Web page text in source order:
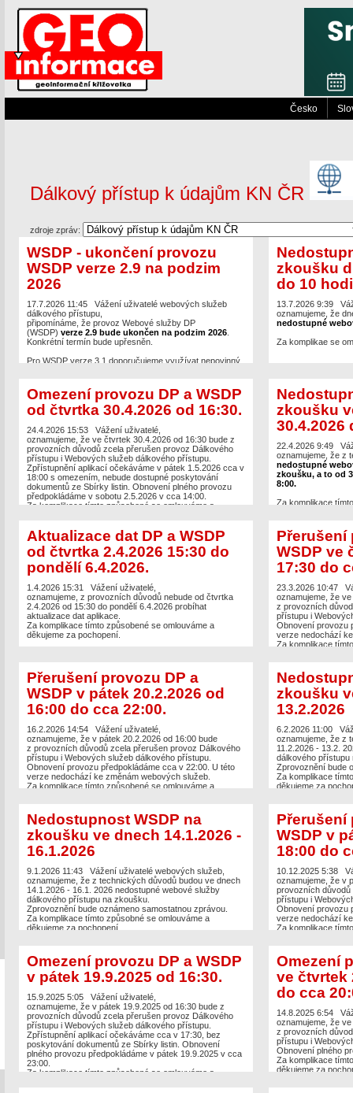
Česko
Dálkový přístup k údajům KN ČR
zdroje zpráv:
WSDP - ukončení provozu
WSDP verze 2.9 na podzim
2026
17.7.2026 11:45 Vážení uživatelé webových služeb
dálkového přístupu,
připomínáme, že provoz Webové služby DP
(WSDP) verze 2.9 bude ukončen na podzim 2026.
Konkrétní termín bude upřesněn.
Pro WSDP verze 3.1 doporučujeme využívat nepovinný
odkaze
https://cuzk.gov.cz/Katastr-
nemovitosti/Poskytovani-udaju-z-KN/Dalkovy-
pristup/Webove-sluzby-dalkoveho-pristupu.aspx.
Omlouváme se za komplikace a děkujeme za
pochopení.
zkoušku
do 10
13.7.2026 9:39
oznamujeme, že
nedostupné
Za komplikae se
Omezení provozu DP a WSDP
od čtvrtka 30.4.2026 od 16:30.
24.4.2026 15:53 Vážení uživatelé,
oznamujeme, že ve čtvrtek 30.4.2026 od 16:30 bude z
provozních důvodů zcela přerušen provoz Dálkového
přístupu i Webových služeb dálkového přístupu.
Zpřístupnění aplikací očekáváme v pátek 1.5.2026 cca v
18:00 s omezením, nebude dostupné poskytování
dokumentů ze Sbírky listin. Obnovení plného provozu
předpokládáme v sobotu 2.5.2026 v cca 14:00.
Za komplikace tímto způsobené se omlouváme a
zkoušku
30.4.2026
22.4.2026 9:49
oznamujeme, že z
nedostupné
zkoušku, a to od
8:00.
Za komplikace
Aktualizace dat DP a WSDP
od čtvrtka 2.4.2026 15:30 do
pondělí 6.4.2026.
1.4.2026 15:31 Vážení uživatelé,
oznamujeme, z provozních důvodů nebude od čtvrtka
2.4.2026 od 15:30 do pondělí 6.4.2026 probíhat
aktualizace dat aplikace.
Za komplikace tímto způsobené se omlouváme a
děkujeme za pochopení.
Přerušení
WSDP ve
17:30 do
23.3.2026 10:47
oznamujeme, že
z provozních
přístupu i
Obnovení provozu
verze nedochází
Za komplikace
Přerušení provozu DP a
WSDP v pátek 20.2.2026 od
16:00 do cca 22:00.
16.2.2026 14:54 Vážení uživatelé,
oznamujeme, že v pátek 20.2.2026 od 16:00 bude
z provozních důvodů zcela přerušen provoz Dálkového
přístupu i Webových služeb dálkového přístupu.
Obnovení provozu předpokládáme cca v 22:00. U této
verze nedochází ke změnám webových služeb.
Za komplikace tímto způsobené se omlouváme a
zkoušku
13.2.2026
6.2.2026 11:00
oznamujeme, že z
11.2.2026 - 13.2.
dálkového přístupu
Zprovoznění bude
Za komplikace
děkujeme za
Nedostupnost WSDP na
zkoušku ve dnech 14.1.2026 -
16.1.2026
9.1.2026 11:43 Vážení uživatelé webových služeb,
oznamujeme, že z technických důvodů budou ve dnech
14.1.2026 - 16.1. 2026 nedostupné webové služby
dálkového přístupu na zkoušku.
Zprovoznění bude oznámeno samostatnou zprávou.
Za komplikace tímto způsobné se omlouváme a
děkujeme za pochopení.
Přerušení
WSDP v
18:00 do
10.12.2025 5:38
oznamujeme, že v
provozních
přístupu i
Obnovení provozu
verze nedochází
Za komplikace
Omezení provozu DP a WSDP
v pátek 19.9.2025 od 16:30.
15.9.2025 5:05 Vážení uživatelé,
oznamujeme, že v pátek 19.9.2025 od 16:30 bude z
provozních důvodů zcela přerušen provoz Dálkového
přístupu i Webových služeb dálkového přístupu.
Zpřístupnění aplikací očekáváme cca v 17:30, bez
poskytování dokumentů ze Sbírky listin. Obnovení
plného provozu předpokládáme v pátek 19.9.2025 v cca
23:00.
Za komplikace tímto způsobené se omlouváme a
Omezení
ve čtvrtek
do cca
14.8.2025 6:54
oznamujeme, že
z provozních
přístupu i
Obnovení plného
Za komplikace
děkujeme za